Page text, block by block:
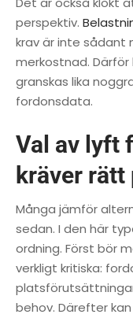
perspektiv.
krav är inte sådant
merkostnad.
granskas lika
fordonsdata.
Val av lyft
kräver
Många jämför
sedan. I den här
ordning. Först bör
verkligt kritiska:
behov. Därefter